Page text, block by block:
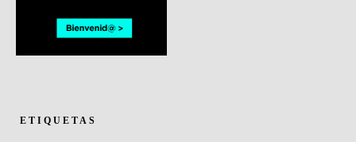
ETIQUETAS